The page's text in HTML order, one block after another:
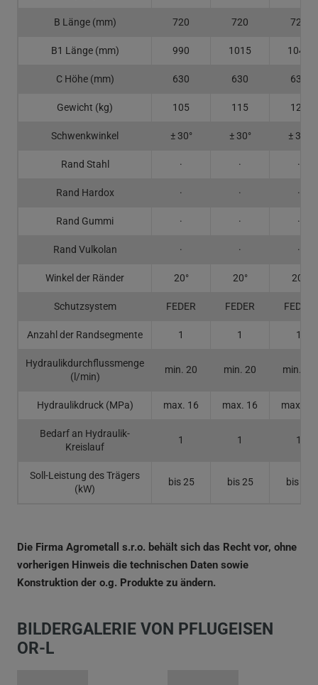
B Länge (mm) 720 720 720
B1 Länge (mm) 990 1015 1040
C Höhe (mm) 630 630 630
Gewicht (kg) 105 115 125
Schwenkwinkel ± 30° ± 30° ± 30°
Rand Stahl · · ·
Rand Hardox · · ·
Rand Gummi · · ·
Rand Vulkolan · · ·
Winkel der Ränder 20° 20° 20°
Schutzsystem FEDER FEDER FEDER
Anzahl der Randsegmente 1 1 1
Hydraulikdurchflussmenge
(l/min)
min. 20 min. 20 min. 20
Hydraulikdruck (MPa) max. 16 max. 16 max. 16
Bedarf an Hydraulik-
Kreislauf
1 1 1
Soll-Leistung des Trägers
(kW)
bis 25 bis 25 bis 25
Die Firma Agrometall s.r.o. behält sich das Recht vor, ohne
vorherigen Hinweis die technischen Daten sowie
Konstruktion der o.g. Produkte zu ändern.
BILDERGALERIE VON PFLUGEISEN
OR-L